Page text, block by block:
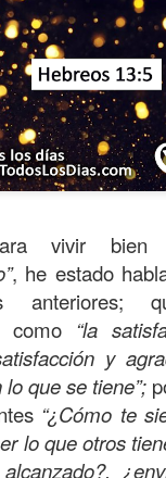
vivir bien
, he estado
como “la
y
que se tiene”;
“¿Cómo te
lo que otros